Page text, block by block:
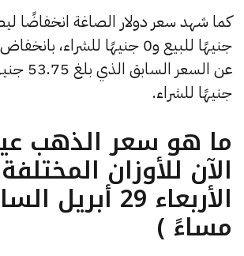
جنيهًا للشراء.
الآن للأوزان
مساءً )